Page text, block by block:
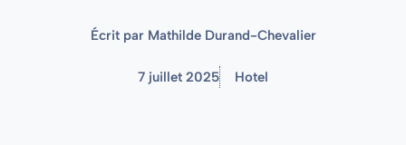
Écrit par Mathilde Durand-Chevalier
7 juillet 2025 Hotel